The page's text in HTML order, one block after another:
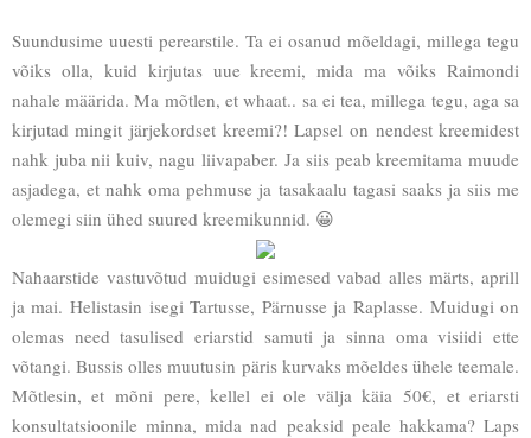
Suundusime uuesti perearstile. Ta ei osanud mõeldagi, millega tegu
võiks olla, kuid kirjutas uue kreemi, mida ma võiks Raimondi
nahale määrida. Ma mõtlen, et whaat.. sa ei tea, millega tegu, aga sa
kirjutad mingit järjekordset kreemi?! Lapsel on nendest kreemidest
nahk juba nii kuiv, nagu liivapaber. Ja siis peab kreemitama muude
asjadega, et nahk oma pehmuse ja tasakaalu tagasi saaks ja siis me
olemegi siin ühed suured kreemikunnid. 😀
Nahaarstide vastuvõtud muidugi esimesed vabad alles märts, aprill
ja mai. Helistasin isegi Tartusse, Pärnusse ja Raplasse. Muidugi on
olemas need tasulised eriarstid samuti ja sinna oma visiidi ette
võtangi. Bussis olles muutusin päris kurvaks mõeldes ühele teemale.
Mõtlesin, et mõni pere, kellel ei ole välja käia 50€, et eriarsti
konsultatsioonile minna, mida nad peaksid peale hakkama? Laps